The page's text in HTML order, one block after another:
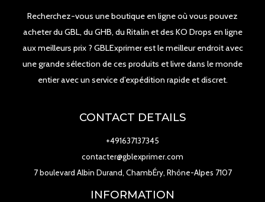
Recherchez-vous une boutique en ligne où vous pouvez
acheter du GBL, du GHB, du Ritalin et des KO Drops en ligne
aux meilleurs prix ? GBLExprimer est le meilleur endroit avec
une grande sélection de ces produits et livre dans le monde
entier avec un service d’expédition rapide et discret.
CONTACT DETAILS
+491637137345
contacter@gblexprimer.com
7 boulevard Albin Durand, ChambÉry, Rhône-Alpes 7107
INFORMATION